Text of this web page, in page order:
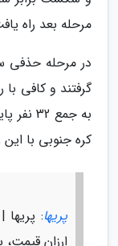
مرحله بعد راه
در مرحله حذفی
به جمع
کره جنوبی با
پریها:
ارزان